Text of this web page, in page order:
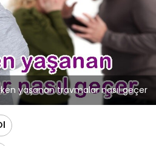
yaşanan travmalar nasıl geçer